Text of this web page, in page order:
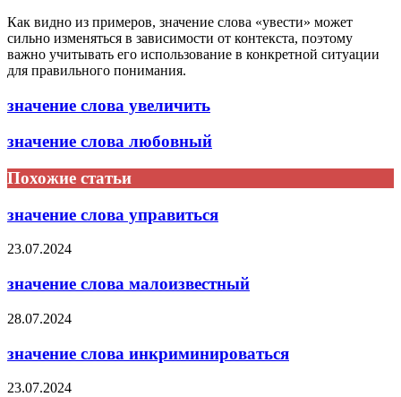
Как видно из примеров, значение слова «увести» может
сильно изменяться в зависимости от контекста, поэтому
важно учитывать его использование в конкретной ситуации
для правильного понимания.
значение слова увеличить
значение слова любовный
Похожие статьи
значение слова управиться
23.07.2024
значение слова малоизвестный
28.07.2024
значение слова инкриминироваться
23.07.2024